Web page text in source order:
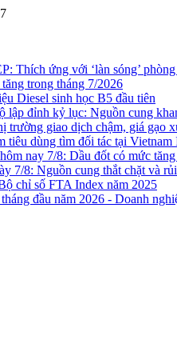
Thích ứng với ‘làn sóng’
trong tháng 7/2026
Diesel sinh học B5 đầu tiên
đỉnh kỷ lục: Nguồn cung
trường giao dịch chậm, giá gạo
tiêu dùng tìm đối tác tại
nay 7/8: Dầu đốt có mức
7/8: Nguồn cung thắt chặt và
chỉ số FTA Index năm 2025
đầu năm 2026 - Doanh